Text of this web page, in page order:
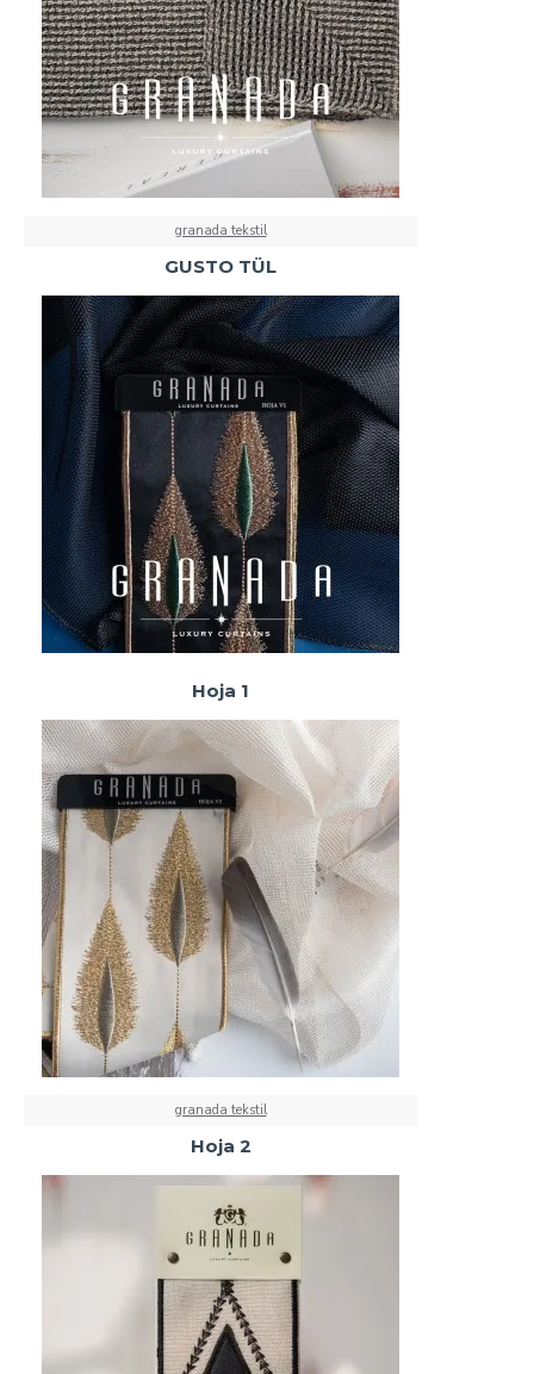
granada tekstil
GUSTO TÜL
Hoja 1
granada tekstil
Hoja 2